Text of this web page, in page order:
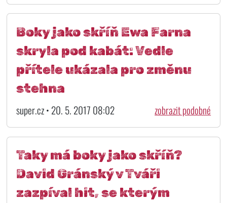
Boky jako skříň Ewa Farna
skryla pod kabát: Vedle
přítele ukázala pro změnu
stehna
super.cz • 20. 5. 2017 08:02 zobrazit podobné
Taky má boky jako skříň?
David Gránský v Tváři
zazpíval hit, se kterým